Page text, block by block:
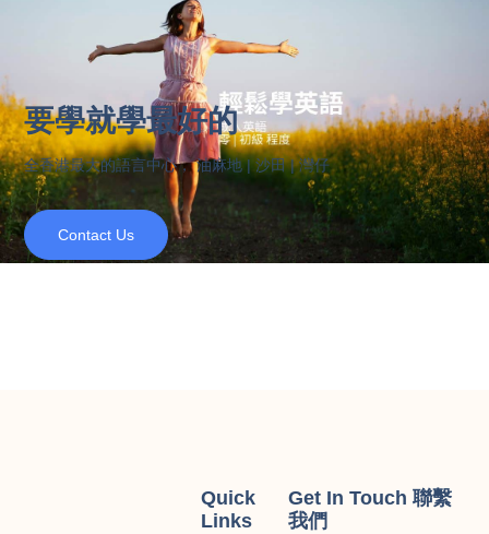
要學就學最好的
全香港最大的語言中心， 油麻地 | 沙田 | 灣仔
Contact Us
Quick
Links
Get In Touch 聯繫
我們